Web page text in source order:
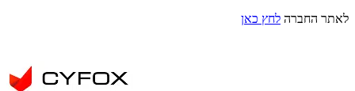
לאתר החברה לחץ כאן